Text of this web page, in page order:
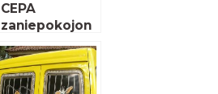
CEPA
zaniepokojon
a decyzją KE